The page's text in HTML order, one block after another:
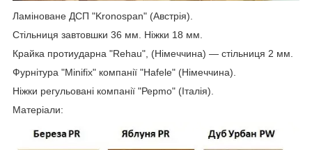
Ламіноване ДСП "Kronospan" (Австрія).
Стільниця завтовшки 36 мм. Ніжки 18 мм.
Крайка протиударна "Rehau", (Німеччина) — стільниця 2 мм.
Фурнітура "Minifix" компанії "Hafele" (Німеччина).
Ніжки регульовані компанії "Рерmo" (Італія).
Матеріали: